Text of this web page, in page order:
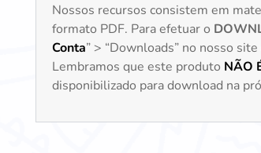
Nossos recursos consistem em
formato PDF. Para efetuar o
Conta” > “Downloads” no nosso
Lembramos que este produto NÃO
disponibilizado para download na